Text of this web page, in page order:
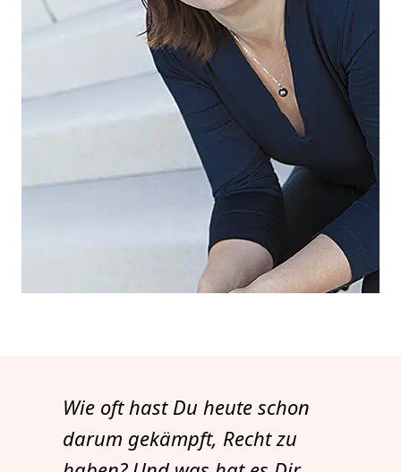
Wie oft hast Du heute schon
darum gekämpft, Recht zu